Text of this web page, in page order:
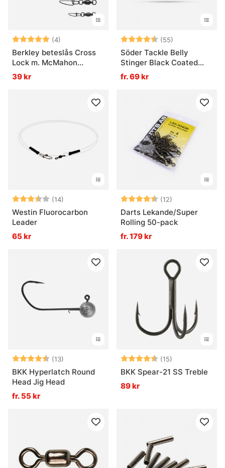
Betyg: (4)
5.0 utav 5 stjärnor
Berkley beteslås Cross
Lock m. McMahon
lekande
39 kr
Betyg: (55)
Söder Tackle Belly
Stinger Black Coated
Wire
fr. 69 kr
Betyg: (14)
3.7 utav 5 stjärnor
Westin Fluorocarbon
Leader
65 kr
Betyg: (12)
Darts Lekande/Super
Rolling 50-pack
fr. 179 kr
Betyg: (13)
4.8 utav 5 stjärnor
BKK Hyperlatch Round
Head Jig Head
fr. 55 kr
Betyg: (15)
BKK Spear-21 SS Treble
89 kr